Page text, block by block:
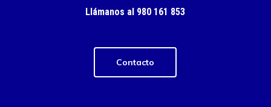
Llámanos al 980 161 853
Contacto